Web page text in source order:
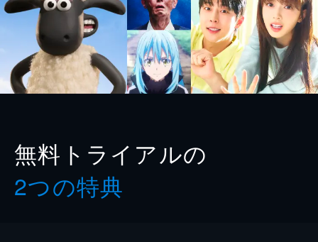
無料トライアルの
2つの特典